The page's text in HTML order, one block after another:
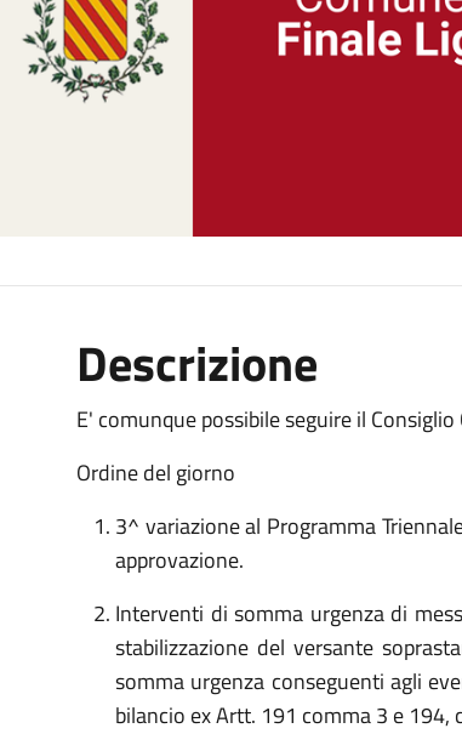
Descrizione
E' comunque possibile seguire il
Ordine del giorno
3^ variazione al Programma
approvazione.
Interventi di somma urgenza di
stabilizzazione del versante
somma urgenza conseguenti agli
bilancio ex Artt. 191 comma 3 e